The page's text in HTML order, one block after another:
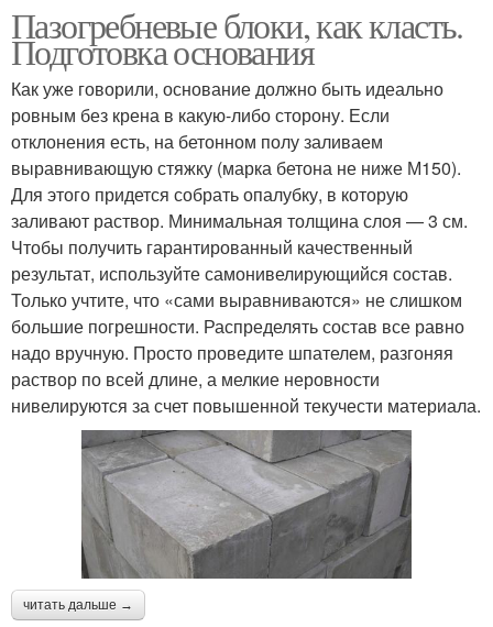
Пазогребневые блоки, как класть.
Подготовка основания
Как уже говорили, основание должно быть идеально
ровным без крена в какую-либо сторону. Если
отклонения есть, на бетонном полу заливаем
выравнивающую стяжку (марка бетона не ниже М150).
Для этого придется собрать опалубку, в которую
заливают раствор. Минимальная толщина слоя — 3 см.
Чтобы получить гарантированный качественный
результат, используйте самонивелирующийся состав.
Только учтите, что «сами выравниваются» не слишком
большие погрешности. Распределять состав все равно
надо вручную. Просто проведите шпателем, разгоняя
раствор по всей длине, а мелкие неровности
нивелируются за счет повышенной текучести материала.
читать дальше →